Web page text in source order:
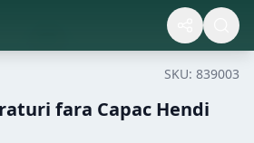
SKU: 839003
fara Capac Hendi